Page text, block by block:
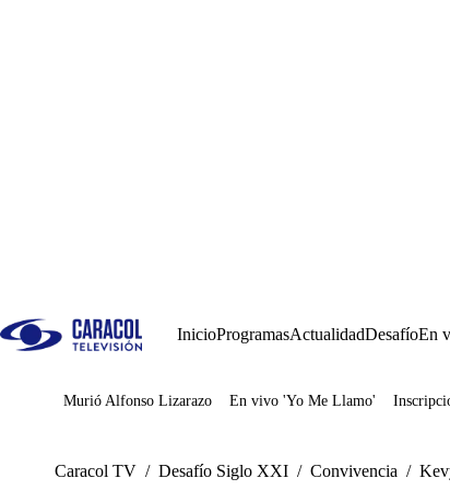
InicioProgramasActualidadDesafíoEn
Juegos
Murió Alfonso Lizarazo En vivo 'Yo Me Llamo'
Caracol TV / Desafío Siglo XXI / Convivencia /